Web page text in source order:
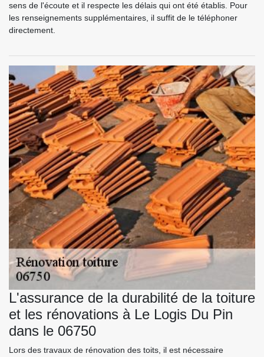
sens de l'écoute et il respecte les délais qui ont été établis. Pour
les renseignements supplémentaires, il suffit de le téléphoner
directement.
L'assurance de la durabilité de la toiture
et les rénovations à Le Logis Du Pin
dans le 06750
Lors des travaux de rénovation des toits, il est nécessaire